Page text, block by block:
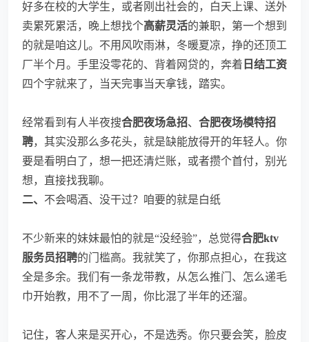
好多在校的大学生，或者刚出社会的，白天上课、送外
卖累死累活，晚上想找个高薪灵活的兼职，第一个想到
的就是咱这儿。不用风吹雨淋，冬暖夏凉，挣的还顶工
厂半个月。手里没零花的、背着网贷的，奔着 日结工资
四个字就来了，当天完事当天拿钱，踏实。
经常看到有人半夜搜合肥夜场急招、 合肥夜场模特招
聘，其实没那么多花头，就是缺能放得开的年轻人。你
要是看明白了，想一把还清烂账，或者攒个首付，别光
想，直接找我聊。
二、 不会喝酒、没干过？咱要的就是白纸
不少新来的妹妹最怕的就是“没经验”，总觉得合肥ktv
服务员招聘的门槛高。我就笑了，你那点担心，在我这
全是多余。我们有一条龙带教，从怎么推门、怎么递毛
巾开始教，用不了一周，你比混了半年的还溜。
记住，客人来是买开心，不是选秀。你只要会笑，脸皮